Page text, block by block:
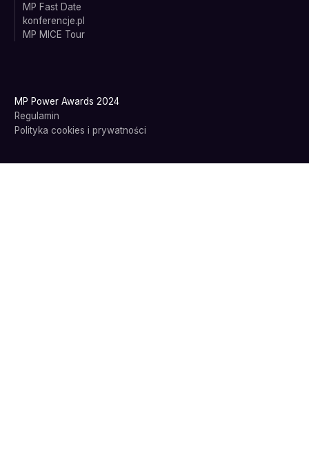
MP Fast Date
konferencje.pl
MP MICE Tour
MP Power Awards 2024
Regulamin
Polityka cookies i prywatności